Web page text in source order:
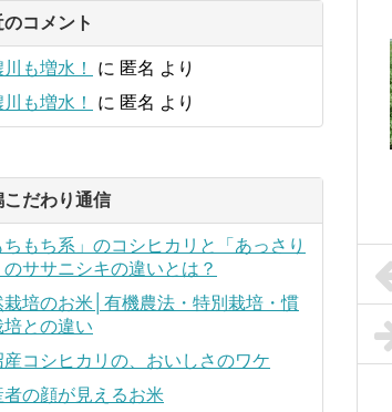
コメント
も増水！ に 匿名 より
も増水！
に 匿名 より
こだわり通信
ちもち系」のコシヒカリと「あっさり
のササニシキの違いとは？
栽培のお米│有機農法・特別栽培・慣
培との違い
産コシヒカリの、おいしさのワケ
者の顔が見えるお米